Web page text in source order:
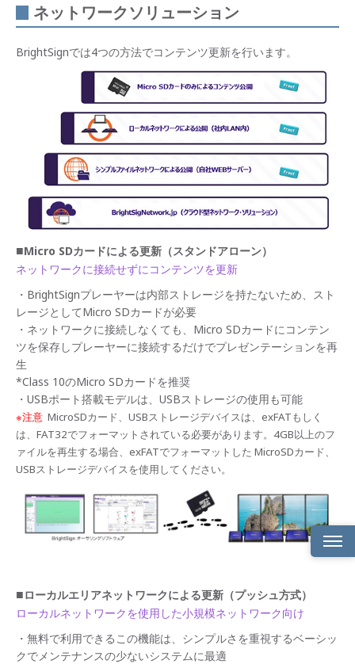
ネットワークソリューション
BrightSignでは4つの方法でコンテンツ更新を行います。
■Micro SDカードによる更新（スタンドアローン）
ネットワークに接続せずにコンテンツを更新
・BrightSignプレーヤーは内部ストレージを持たないため、スト
レージとしてMicro SDカードが必要
・ネットワークに接続しなくても、Micro SDカードにコンテン
ツを保存しプレーヤーに接続するだけでプレゼンテーションを再
生
*Class 10のMicro SDカードを推奨
・USBポート搭載モデルは、USBストレージの使用も可能
※注意 MicroSDカード、USBストレージデバイスは、exFATもしく
は、FAT32でフォーマットされている必要があります。4GB以上のフ
ァイルを再生する場合、exFATでフォーマットした MicroSDカード、
USBストレージデバイスを使用してください。
■ローカルエリアネットワークによる更新（プッシュ方式）
ローカルネットワークを使用した小規模ネットワーク向け
・無料で利用できるこの機能は、シンプルさを重視するベーシッ
クでメンテナンスの少ないシステムに最適
ンナ